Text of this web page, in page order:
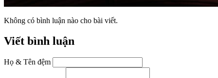
Không có bình luận nào cho bài viết.
Viết bình luận
Họ & Tên đệm